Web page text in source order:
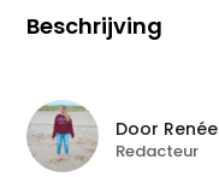
Beschrijving
Door Renée
Redacteur